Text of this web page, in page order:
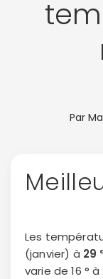
Par
Les
(janvier) à 29
varie de 16 °